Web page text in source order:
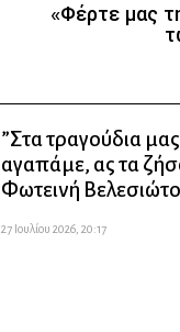
«Φέρτε μας
”Στα τραγούδια
αγαπάμε, ας τα
Φωτεινή
27 Ιουλίου 2026, 20:17